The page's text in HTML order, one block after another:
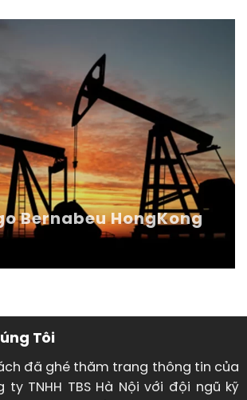
Bernabeu HongKong
Tôi
đã ghé thăm trang thông tin của
ty TNHH TBS Hà Nội với đội ngũ kỹ